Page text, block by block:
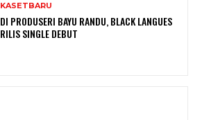
KASETBARU
DI PRODUSERI BAYU RANDU, BLACK LANGUES
RILIS SINGLE DEBUT